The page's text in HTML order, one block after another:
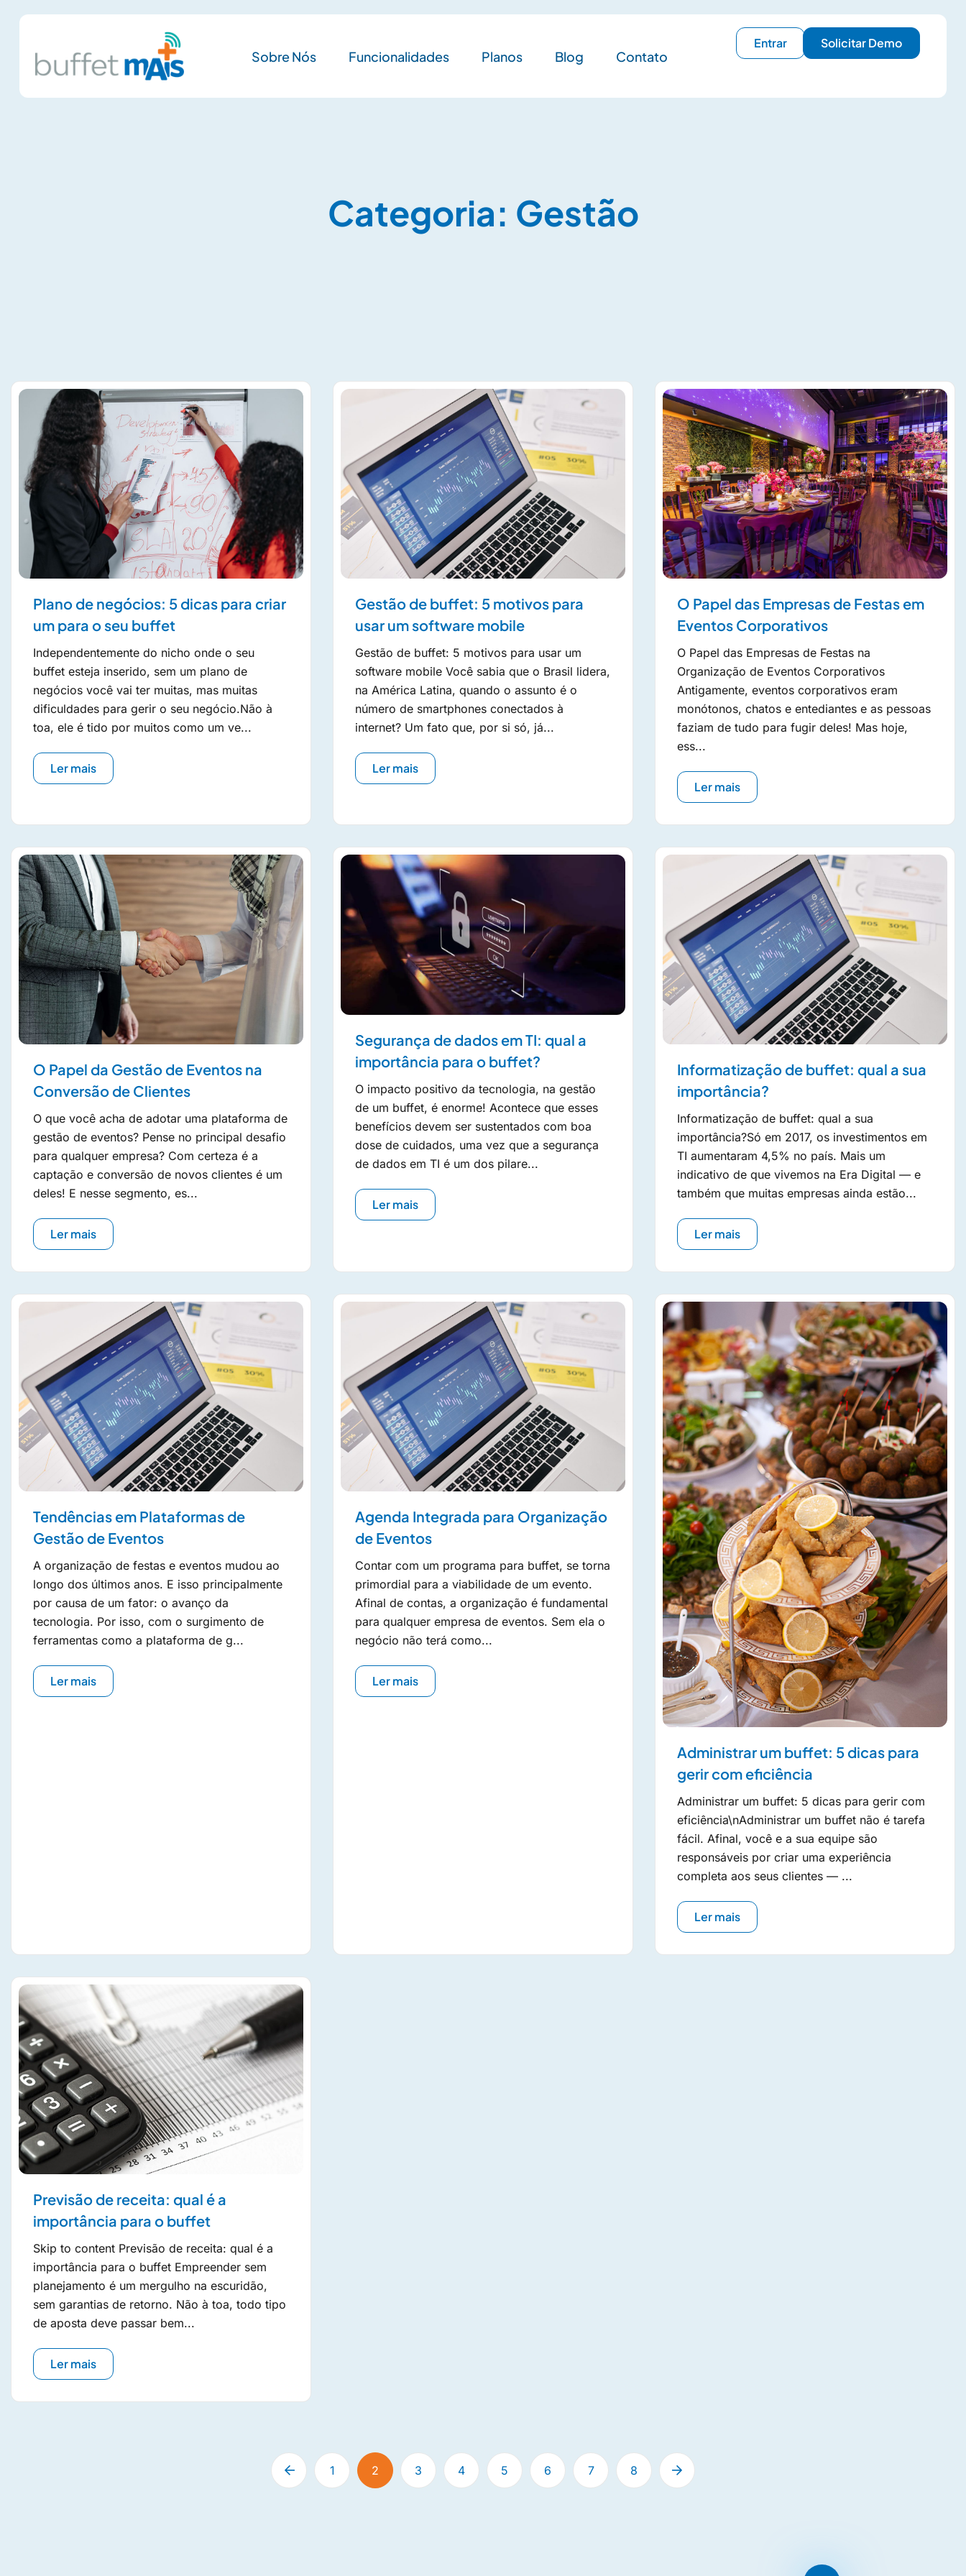
Sobre Nós Funcionalidades Planos Blog Contato
Entrar Solicitar Demo
Categoria: Gestão
Plano de negócios: 5 dicas para criar
um para o seu buffet
Independentemente do nicho onde o seu
buffet esteja inserido, sem um plano de
negócios você vai ter muitas, mas muitas
dificuldades para gerir o seu negócio.Não à
toa, ele é tido por muitos como um ve...
Ler mais
Gestão de buffet: 5 motivos para
usar um software mobile
Gestão de buffet: 5 motivos para usar um
software mobile Você sabia que o Brasil lidera,
na América Latina, quando o assunto é o
número de smartphones conectados à
internet? Um fato que, por si só, já...
Ler mais
O Papel das Empresas de Festas em
Eventos Corporativos
O Papel das Empresas de Festas na
Organização de Eventos Corporativos
Antigamente, eventos corporativos eram
monótonos, chatos e entediantes e as pessoas
faziam de tudo para fugir deles! Mas hoje,
ess...
Ler mais
O Papel da Gestão de Eventos na
Conversão de Clientes
O que você acha de adotar uma plataforma de
gestão de eventos? Pense no principal desafio
para qualquer empresa? Com certeza é a
captação e conversão de novos clientes é um
deles! E nesse segmento, es...
Ler mais
Segurança de dados em TI: qual a
importância para o buffet?
O impacto positivo da tecnologia, na gestão
de um buffet, é enorme! Acontece que esses
benefícios devem ser sustentados com boa
dose de cuidados, uma vez que a segurança
de dados em TI é um dos pilare...
Ler mais
Informatização de buffet: qual a sua
importância?
Informatização de buffet: qual a sua
importância?Só em 2017, os investimentos em
TI aumentaram 4,5% no país. Mais um
indicativo de que vivemos na Era Digital — e
também que muitas empresas ainda estão...
Ler mais
Tendências em Plataformas de
Gestão de Eventos
A organização de festas e eventos mudou ao
longo dos últimos anos. E isso principalmente
por causa de um fator: o avanço da
tecnologia. Por isso, com o surgimento de
ferramentas como a plataforma de g...
Ler mais
Agenda Integrada para Organização
de Eventos
Contar com um programa para buffet, se torna
primordial para a viabilidade de um evento.
Afinal de contas, a organização é fundamental
para qualquer empresa de eventos. Sem ela o
negócio não terá como...
Ler mais
Administrar um buffet: 5 dicas para
gerir com eficiência
Administrar um buffet: 5 dicas para gerir com
eficiência\nAdministrar um buffet não é tarefa
fácil. Afinal, você e a sua equipe são
responsáveis por criar uma experiência
completa aos seus clientes — ...
Ler mais
Previsão de receita: qual é a
importância para o buffet
Skip to content Previsão de receita: qual é a
importância para o buffet Empreender sem
planejamento é um mergulho na escuridão,
sem garantias de retorno. Não à toa, todo tipo
de aposta deve passar bem...
Ler mais
1 2 3 4 5 6 7 8